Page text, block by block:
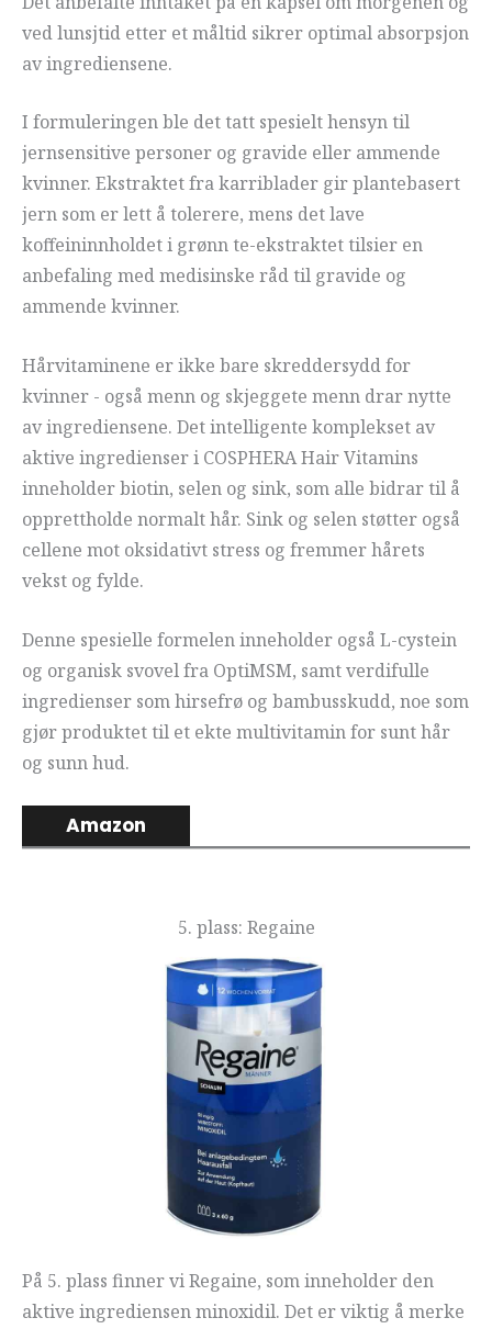
ved lunsjtid etter et måltid sikrer optimal absorpsjon
av ingrediensene.
I formuleringen ble det tatt spesielt hensyn til
jernsensitive personer og gravide eller ammende
kvinner. Ekstraktet fra karriblader gir plantebasert
jern som er lett å tolerere, mens det lave
koffeininnholdet i grønn te-ekstraktet tilsier en
anbefaling med medisinske råd til gravide og
ammende kvinner.
Hårvitaminene er ikke bare skreddersydd for
kvinner - også menn og skjeggete menn drar nytte
av ingrediensene. Det intelligente komplekset av
aktive ingredienser i COSPHERA Hair Vitamins
inneholder biotin, selen og sink, som alle bidrar til å
opprettholde normalt hår. Sink og selen støtter også
cellene mot oksidativt stress og fremmer hårets
vekst og fylde.
Denne spesielle formelen inneholder også L-cystein
og organisk svovel fra OptiMSM, samt verdifulle
ingredienser som hirsefrø og bambusskudd, noe som
gjør produktet til et ekte multivitamin for sunt hår
og sunn hud.
Amazon
5. plass: Regaine
På 5. plass finner vi Regaine, som inneholder den
aktive ingrediensen minoxidil. Det er viktig å merke